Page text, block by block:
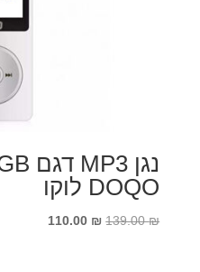
DOQO לוקו
139.00₪
המחיר
110.00 ₪
המחיר